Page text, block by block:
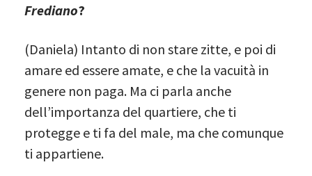
Frediano?
(Daniela) Intanto di non stare zitte, e poi di
amare ed essere amate, e che la vacuità in
genere non paga. Ma ci parla anche
dell’importanza del quartiere, che ti
protegge e ti fa del male, ma che comunque
ti appartiene.